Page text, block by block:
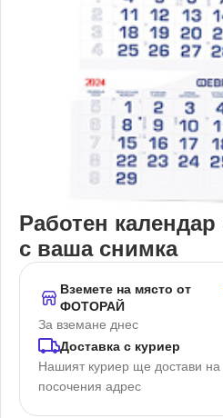
Работен календар
с ваша снимка
Вземете на място от
ФОТОРАЙ
За вземане днес
Доставка с куриер
Нашият куриер ще достави на
посочения адрес